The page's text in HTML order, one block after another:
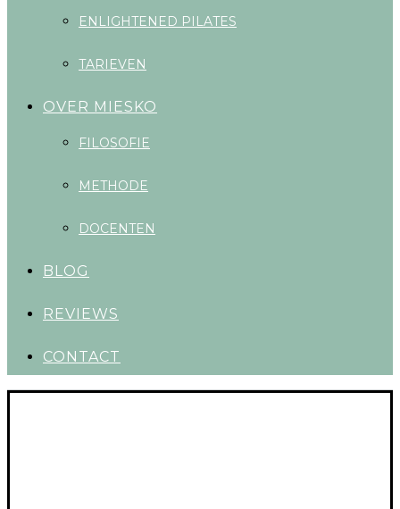
ENLIGHTENED PILATES
TARIEVEN
OVER MIESKO
FILOSOFIE
METHODE
DOCENTEN
BLOG
REVIEWS
CONTACT